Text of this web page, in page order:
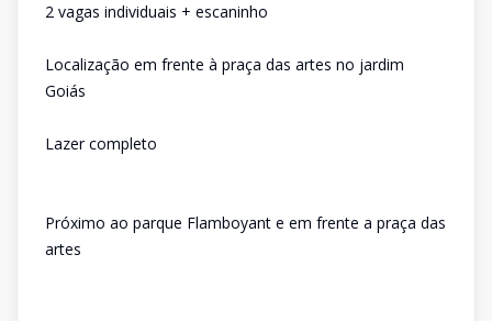
2 vagas individuais + escaninho
Localização em frente à praça das artes no jardim
Goiás
Lazer completo
Próximo ao parque Flamboyant e em frente a praça das
artes